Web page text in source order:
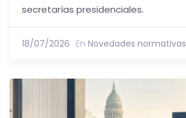
secretarías presidenciales.
18/07/2026 En Novedades normativas